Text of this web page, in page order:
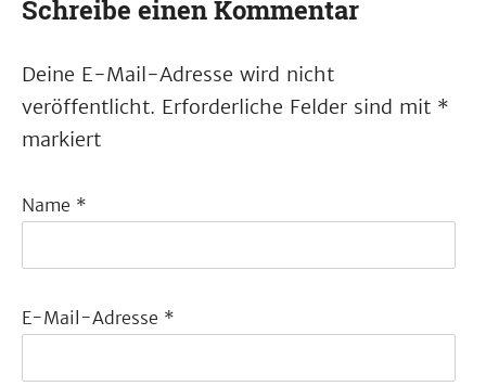
Schreibe einen Kommentar
Deine E-Mail-Adresse wird nicht
veröffentlicht. Erforderliche Felder sind mit *
markiert
Name *
E-Mail-Adresse *